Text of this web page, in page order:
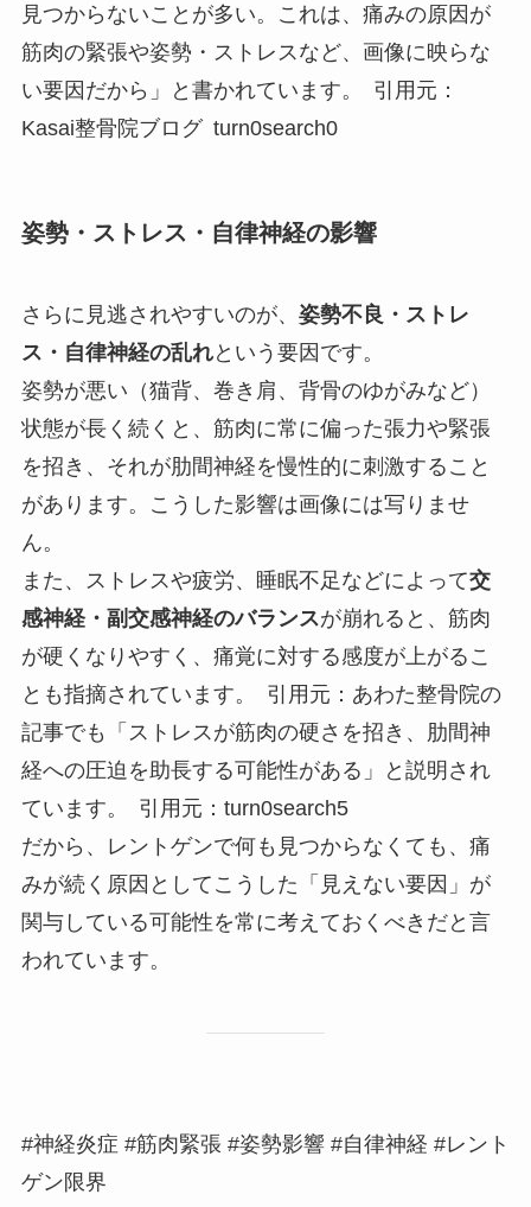
見つからないことが多い。これは、痛みの原因が
筋肉の緊張や姿勢・ストレスなど、画像に映らな
い要因だから」と書かれています。 引用元：
Kasai整骨院ブログ turn0search0
姿勢・ストレス・自律神経の影響
さらに見逃されやすいのが、 姿勢不良・ストレ
ス・自律神経の乱れという要因です。
姿勢が悪い（猫背、巻き肩、背骨のゆがみなど）
状態が長く続くと、筋肉に常に偏った張力や緊張
を招き、それが肋間神経を慢性的に刺激すること
があります。こうした影響は画像には写りませ
ん。
また、ストレスや疲労、睡眠不足などによって交
感神経・副交感神経のバランスが崩れると、筋肉
が硬くなりやすく、痛覚に対する感度が上がるこ
とも指摘されています。 引用元：あわた整骨院の
記事でも「ストレスが筋肉の硬さを招き、肋間神
経への圧迫を助長する可能性がある」と説明され
ています。 引用元：turn0search5
だから、レントゲンで何も見つからなくても、痛
みが続く原因としてこうした「見えない要因」が
関与している可能性を常に考えておくべきだと言
われています。
#神経炎症 #筋肉緊張 #姿勢影響 #自律神経 #レント
ゲン限界